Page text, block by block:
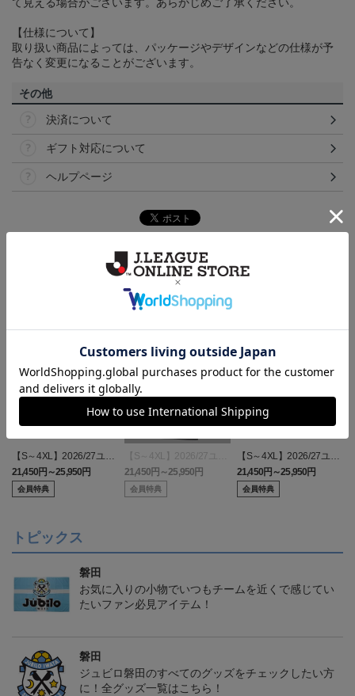
て見える場合がございます。あらかじめご了承ください。
【仕様について】
取り扱い商品によっては、パッケージやデザインなどの仕様が予
告なく変更になることがございます。
その他
決済について
ギフト対応について
ヘルプページ
【S～4XL】2026/27ユニ
フォーム オーセンティッ
クモデル:FP1st
21,450円～25,950円
会員特典
【S～4XL】2026/27ユニ
フォーム オーセンティッ
クモデル:GK
21,450円～25,950円
会員特典
【S～4XL】2026/27ユニ
フォーム オーセンティッ
クモデル:FP2nd
21,450円～25,950円
会員特典
トピックス
磐田
お気に入りの小物でいつもチームを近くで感じてい
たいファン必見アイテム！
磐田
ジュビロ磐田のすべてのグッズをチェックしたい方
に！全グッズ一覧はこちら！